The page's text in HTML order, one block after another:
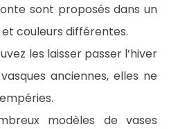
sont proposés dans un
couleurs différentes.
les laisser passer l’hiver
anciennes, elles ne
modèles de vases